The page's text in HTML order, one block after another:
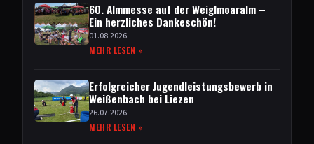
60. Almmesse auf der Weiglmoaralm –
Ein herzliches Dankeschön!
01.08.2026
MEHR LESEN »
Erfolgreicher Jugendleistungsbewerb in
Weißenbach bei Liezen
26.07.2026
MEHR LESEN »